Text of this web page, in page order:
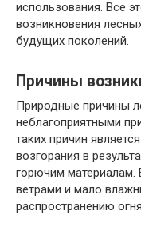
использования. Все
возникновения
будущих поколений.
Причины
Природные причины
неблагоприятными
таких причин
возгорания в
горючим
ветрами и мало
распространению